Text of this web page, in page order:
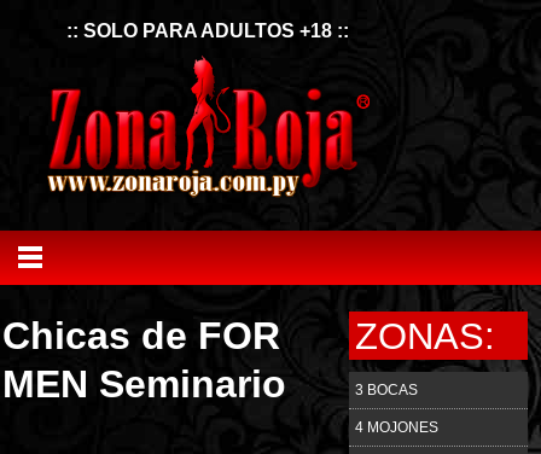
:: SOLO PARA ADULTOS +18 ::
Chicas de FOR
MEN Seminario
ZONAS:
3 BOCAS
4 MOJONES